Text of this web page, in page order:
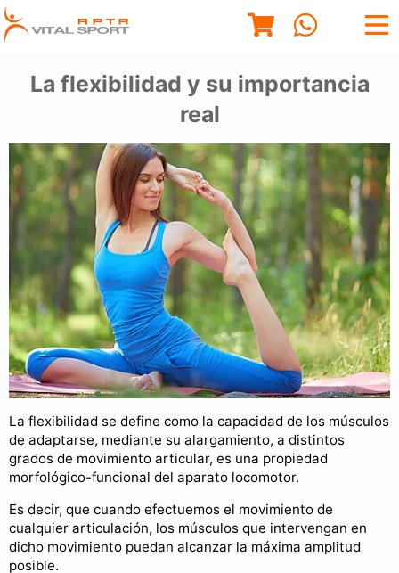
La flexibilidad y su importancia
real
La flexibilidad se define como la capacidad de los músculos
de adaptarse, mediante su alargamiento, a distintos
grados de movimiento articular, es una propiedad
morfológico-funcional del aparato locomotor.
Es decir, que cuando efectuemos el movimiento de
cualquier articulación, los músculos que intervengan en
dicho movimiento puedan alcanzar la máxima amplitud
posible.